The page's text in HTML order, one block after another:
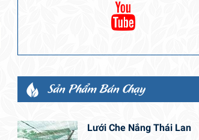
Sản Phẩm Bán Chạy
Lưới Che Nắng Thái Lan